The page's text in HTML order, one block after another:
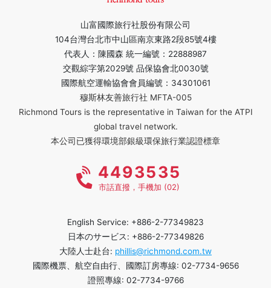
山富國際旅行社股份有限公司
104台灣台北市中山區南京東路2段85號4樓
代表人：陳國森 統一編號：22888987
交觀綜字第2029號 品保協會北0030號
國際航空運輸協會會員編號：34301061
穆斯林友善旅行社 MFTA-005
Richmond Tours is the representative in Taiwan for the ATPI
global travel network.
本公司已獲得環境部銀級環保旅行業認證標章
4493535
市話直撥，手機加 (02)
English Service: +886-2-77349823
日本のサービス: +886-2-77349826
大陸人士赴台: phillis@richmond.com.tw
國際機票、航空自由行、國際訂房專線: 02-7734-9656
證照專線: 02-7734-9766